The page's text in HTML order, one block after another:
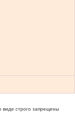
виде строго запрещены